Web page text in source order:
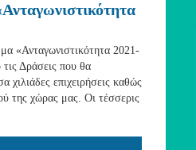
«Ανταγωνιστικότητα 2021-
Δράσεις που θα
επιχειρήσεις καθώς
της χώρας μας. Οι τέσσερις